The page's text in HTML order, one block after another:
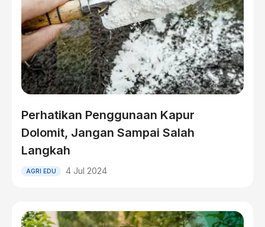
Perhatikan Penggunaan Kapur
Dolomit, Jangan Sampai Salah
Langkah
AGRI EDU 4 Jul 2024